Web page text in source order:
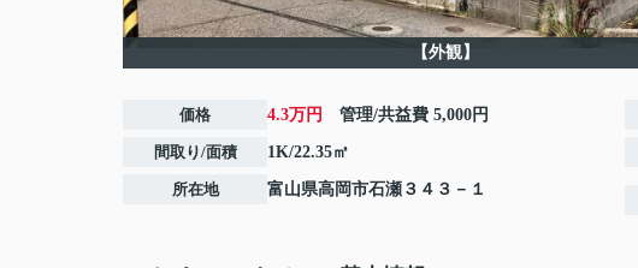
【外観】
価格 4.3万円 管理/共益費 5,000円
間取り/面積 1K/22.35㎡
所在地 富山県高岡市石瀬 ３４３－１